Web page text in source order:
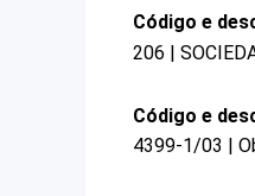
Código e
206 |
Código e
4399-1/03 |